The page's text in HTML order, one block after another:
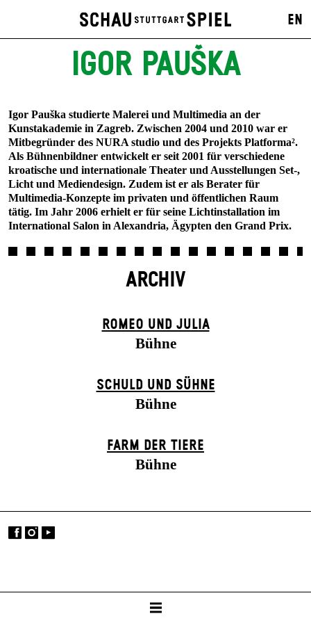
EN
IGOR PAUŠKA
Igor Pauška studierte Malerei und Multimedia an der
Kunstakademie in Zagreb. Zwischen 2004 und 2010 war er
Mitbegründer des NURA studio und des Projekts Platforma².
Als Bühnenbildner entwickelt er seit 2001 für verschiedene
kroatische und internationale Theater und Ausstellungen Set-,
Licht und Mediendesign. Zudem ist er als Berater für
Multimedia-Konzepte im privaten und öffentlichen Raum
tätig. Im Jahr 2006 erhielt er für seine Lichtinstallation im
International Salon in Alexandria, Ägypten den Grand Prix.
ARCHIV
ROMEO UND JULIA
Bühne
SCHULD UND SÜHNE
Bühne
FARM DER TIERE
Bühne